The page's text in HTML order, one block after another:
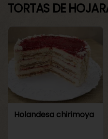
TORTAS DE
Holandesa chirimoya